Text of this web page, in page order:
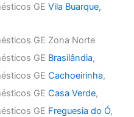
GEVila Buarque,
GE Zona Norte
GE Brasilândia,
GECachoeirinha,
GECasa Verde,
GE Freguesia do Ó,